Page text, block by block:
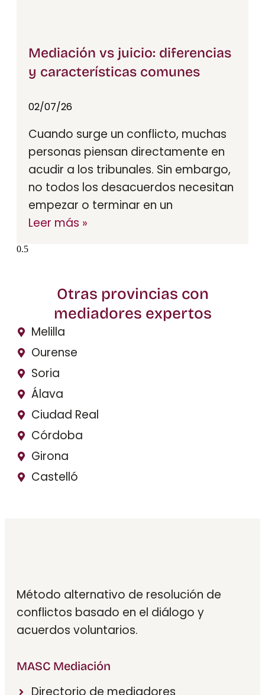
Mediación vs juicio: diferencias
y características comunes
02/07/26
Cuando surge un conflicto, muchas
personas piensan directamente en
acudir a los tribunales. Sin embargo,
no todos los desacuerdos necesitan
empezar o terminar en un
Leer más »
Otras provincias con
mediadores expertos
Melilla
Ourense
Soria
Álava
Ciudad Real
Córdoba
Girona
Castelló
Método alternativo de resolución de
conflictos basado en el diálogo y
acuerdos voluntarios.
MASC Mediación